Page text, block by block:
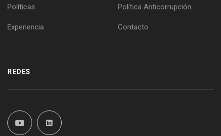
Políticas Política Anticorrupción
Experiencia Contacto
REDES